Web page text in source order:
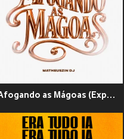
Afogando as Mágoas (Explicit)